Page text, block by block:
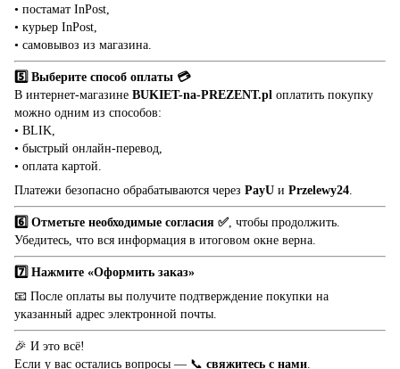
• постамат InPost,
• курьер InPost,
• самовывоз из магазина.
5️⃣ Выберите способ оплаты 💳
В интернет-магазине BUKIET-na-PREZENT.pl оплатить покупку
можно одним из способов:
• BLIK,
• быстрый онлайн-перевод,
• оплата картой.
Платежи безопасно обрабатываются через PayU и Przelewy24
6️⃣ Отметьте необходимые согласия ✅ , чтобы продолжить.
Убедитесь, что вся информация в итоговом окне верна.
7️⃣ Нажмите «Оформить заказ»
📧 После оплаты вы получите подтверждение покупки на
указанный адрес электронной почты.
🎉 И это всё!
Если у вас остались вопросы — 📞 свяжитесь с нами